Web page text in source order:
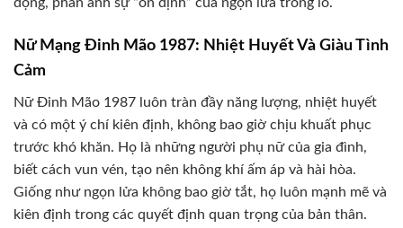
Nữ Mạng Đinh Mão 1987: Nhiệt Huyết Và Giàu Tình
Cảm
Nữ Đinh Mão 1987 luôn tràn đầy năng lượng, nhiệt huyết
và có một ý chí kiên định, không bao giờ chịu khuất phục
trước khó khăn. Họ là những người phụ nữ của gia đình,
biết cách vun vén, tạo nên không khí ấm áp và hài hòa.
Giống như ngọn lửa không bao giờ tắt, họ luôn mạnh mẽ và
kiên định trong các quyết định quan trọng của bản thân.